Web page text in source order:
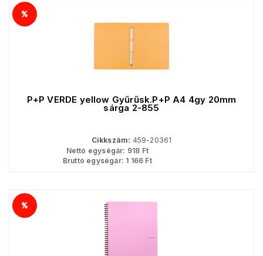
P+P VERDE yellow Gyűrűsk.P+P A4 4gy 20mm
sárga 2-855
Cikkszám: 459-20361
Nettó egységár: 918 Ft
Bruttó egységár: 1 166 Ft